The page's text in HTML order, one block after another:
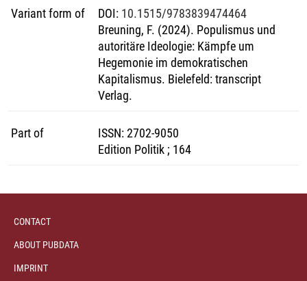
Variant form of DOI: 10.1515/9783839474464
Breuning, F. (2024). Populismus und
autoritäre Ideologie: Kämpfe um
Hegemonie im demokratischen
Kapitalismus. Bielefeld: transcript
Verlag.
Part of ISSN:2702-9050
Edition Politik ; 164
CONTACT
ABOUT PUBDATA
IMPRINT